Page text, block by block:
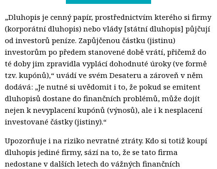
„Dluhopis je cenný papír, prostřednictvím kterého si firmy
(korporátní dluhopis) nebo vlády [státní dluhopis] půjčují
od investorů peníze. Zapůjčenou částku (jistinu)
investorům po předem stanovené době vrátí, přičemž do
té doby jim zpravidla vyplácí dohodnuté úroky (ve formě
tzv. kupónů),“ uvádí ve svém Desateru a zároveň v něm
dodává: „Je nutné si uvědomit i to, že pokud se emitent
dluhopisů dostane do finančních problémů, může dojít
nejen k nevyplacení kupónů (výnosů), ale i k nesplacení
investované částky (jistiny).“
Upozorňuje i na riziko nevratné ztráty. Kdo si totiž koupí
dluhopis jediné firmy, sází na to, že se tato firma
nedostane v dalších letech do vážných finančních